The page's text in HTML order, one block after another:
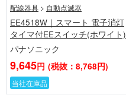
配線器具 > 自動点滅器
EE4518W｜スマート 電子消灯
タイマ付EEスイッチ(ホワイト)
パナソニック
9,645円 (税抜：8,768円)
当社在庫品